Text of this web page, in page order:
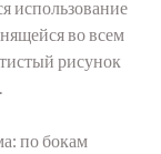
использование
во всем
рисунок
по бокам